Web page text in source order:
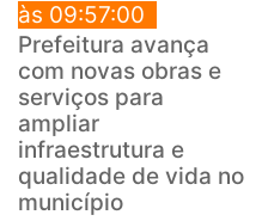
às 09:57:00
Prefeitura avança
com novas obras e
serviços para
ampliar
infraestrutura e
qualidade de vida no
município